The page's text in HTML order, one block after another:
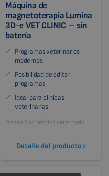
Máquina de
magnetoterapia Lumina
3D-e VET CLINIC – sin
batería
Programas veterinarios
modernos
Posibilidad de editar
programas
Ideal para clínicas
veterinarias
Dispositivo técnico veterinario
Detalle del producto